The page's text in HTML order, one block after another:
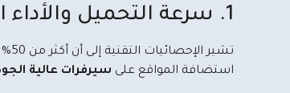
1. سرعة التحميل والأداء العالي
استضافة المواقع على سيرفرات عالية